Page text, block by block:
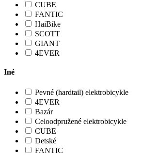
CUBE
FANTIC
HaiBike
SCOTT
GIANT
4EVER
Iné
Pevné (hardtail) elektrobicykle
4EVER
Bazár
Celoodpružené elektrobicykle
CUBE
Detské
FANTIC